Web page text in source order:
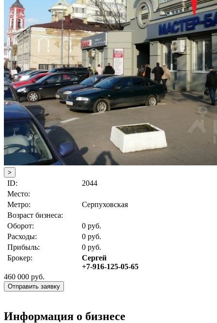
>
ID:
2044
Место:
Метро:
Серпуховская
Возраст бизнеса:
Оборот:
0 руб.
Расходы:
0 руб.
Прибыль:
0 руб.
Брокер:
Сергей
+7-916-125-05-65
460 000 руб.
Отправить заявку
Информация о бизнесе